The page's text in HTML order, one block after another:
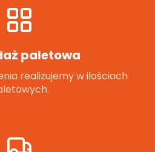
paletowa
realizujemy w ilościach